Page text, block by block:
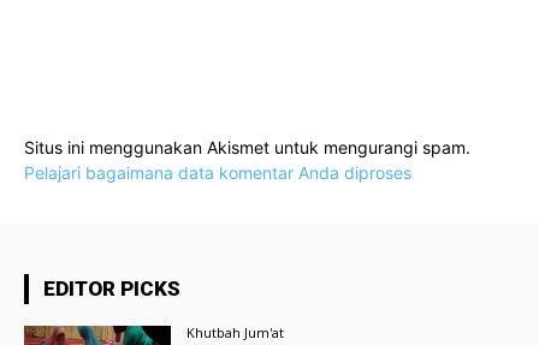
Situs ini menggunakan Akismet untuk mengurangi spam.
Pelajari bagaimana data komentar Anda diproses
EDITOR PICKS
Khutbah Jum'at